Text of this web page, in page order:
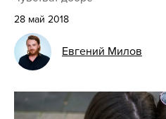
28 май 2018
Евгений Милов